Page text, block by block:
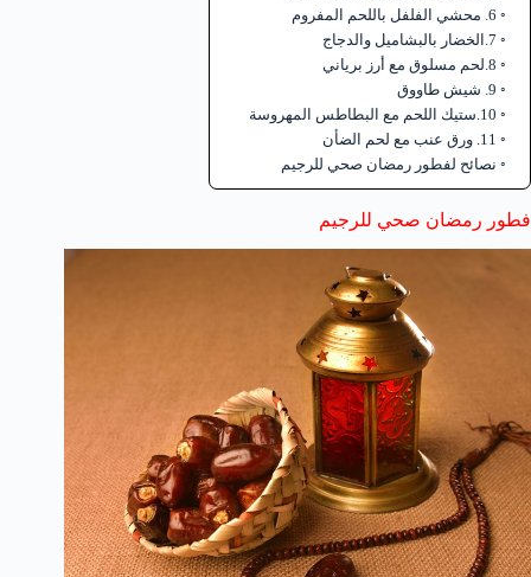
6. محشي الفلفل باللحم المفروم
7.الخضار بالبشاميل والدجاج
8.لحم مسلوق مع أرز برياني
9. شيش طاووق
10.ستيك اللحم مع البطاطس المهروسة
11. ورق عنب مع لحم الضأن
نصائح لفطور رمضان صحي للرجيم
فطور رمضان صحي للرجيم